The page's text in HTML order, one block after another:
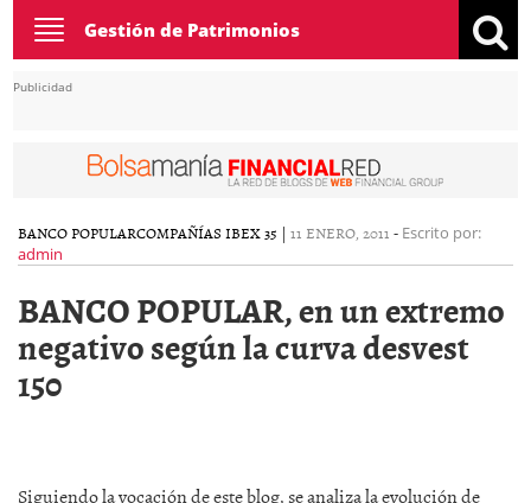
Toggle
navigation
Gestión de Patrimonios
Publicidad
BANCO POPULARCOMPAÑÍAS IBEX 35 | 11 ENERO, 2011 - Escrito por:
admin
BANCO POPULAR, en un extremo
negativo según la curva desvest
150
Siguiendo la vocación de este blog, se analiza la evolución de